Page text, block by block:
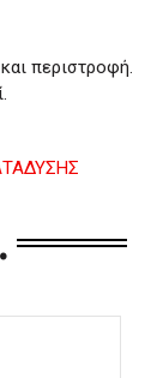
περιστροφή.